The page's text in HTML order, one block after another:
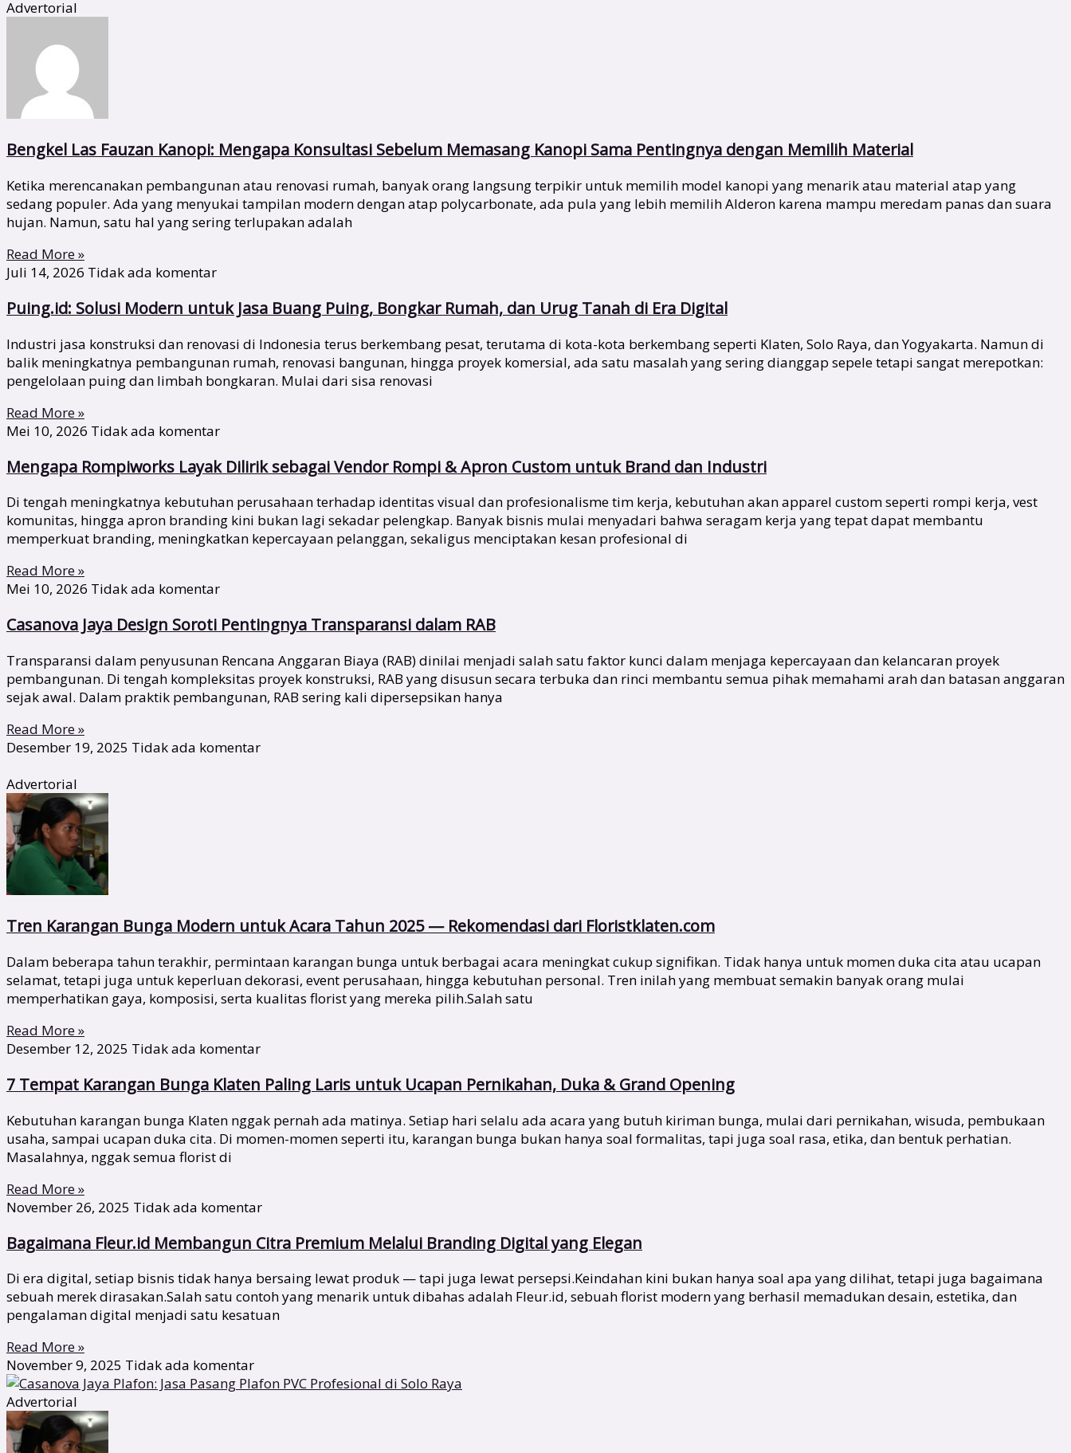
Advertorial
Bengkel Las Fauzan Kanopi: Mengapa Konsultasi Sebelum Memasang Kanopi Sama Pentingnya dengan Memilih Material
Ketika merencanakan pembangunan atau renovasi rumah, banyak orang langsung terpikir untuk memilih model kanopi yang menarik atau material atap yang
sedang populer. Ada yang menyukai tampilan modern dengan atap polycarbonate, ada pula yang lebih memilih Alderon karena mampu meredam panas dan suara
hujan. Namun, satu hal yang sering terlupakan adalah
Read More »
Juli 14, 2026 Tidak ada komentar
Puing.id: Solusi Modern untuk Jasa Buang Puing, Bongkar Rumah, dan Urug Tanah di Era Digital
Industri jasa konstruksi dan renovasi di Indonesia terus berkembang pesat, terutama di kota-kota berkembang seperti Klaten, Solo Raya, dan Yogyakarta. Namun di
balik meningkatnya pembangunan rumah, renovasi bangunan, hingga proyek komersial, ada satu masalah yang sering dianggap sepele tetapi sangat merepotkan:
pengelolaan puing dan limbah bongkaran. Mulai dari sisa renovasi
Read More »
Mei 10, 2026 Tidak ada komentar
Mengapa Rompiworks Layak Dilirik sebagai Vendor Rompi & Apron Custom untuk Brand dan Industri
Di tengah meningkatnya kebutuhan perusahaan terhadap identitas visual dan profesionalisme tim kerja, kebutuhan akan apparel custom seperti rompi kerja, vest
komunitas, hingga apron branding kini bukan lagi sekadar pelengkap. Banyak bisnis mulai menyadari bahwa seragam kerja yang tepat dapat membantu
memperkuat branding, meningkatkan kepercayaan pelanggan, sekaligus menciptakan kesan profesional di
Read More »
Mei 10, 2026 Tidak ada komentar
Casanova Jaya Design Soroti Pentingnya Transparansi dalam RAB
Transparansi dalam penyusunan Rencana Anggaran Biaya (RAB) dinilai menjadi salah satu faktor kunci dalam menjaga kepercayaan dan kelancaran proyek
pembangunan. Di tengah kompleksitas proyek konstruksi, RAB yang disusun secara terbuka dan rinci membantu semua pihak memahami arah dan batasan anggaran
sejak awal. Dalam praktik pembangunan, RAB sering kali dipersepsikan hanya
Read More »
Desember 19, 2025 Tidak ada komentar
Advertorial
Tren Karangan Bunga Modern untuk Acara Tahun 2025 — Rekomendasi dari Floristklaten.com
Dalam beberapa tahun terakhir, permintaan karangan bunga untuk berbagai acara meningkat cukup signifikan. Tidak hanya untuk momen duka cita atau ucapan
selamat, tetapi juga untuk keperluan dekorasi, event perusahaan, hingga kebutuhan personal. Tren inilah yang membuat semakin banyak orang mulai
memperhatikan gaya, komposisi, serta kualitas florist yang mereka pilih.Salah satu
Read More »
Desember 12, 2025 Tidak ada komentar
7 Tempat Karangan Bunga Klaten Paling Laris untuk Ucapan Pernikahan, Duka & Grand Opening
Kebutuhan karangan bunga Klaten nggak pernah ada matinya. Setiap hari selalu ada acara yang butuh kiriman bunga, mulai dari pernikahan, wisuda, pembukaan
usaha, sampai ucapan duka cita. Di momen-momen seperti itu, karangan bunga bukan hanya soal formalitas, tapi juga soal rasa, etika, dan bentuk perhatian.
Masalahnya, nggak semua florist di
Read More »
November 26, 2025 Tidak ada komentar
Bagaimana Fleur.id Membangun Citra Premium Melalui Branding Digital yang Elegan
Di era digital, setiap bisnis tidak hanya bersaing lewat produk — tapi juga lewat persepsi.Keindahan kini bukan hanya soal apa yang dilihat, tetapi juga bagaimana
sebuah merek dirasakan.Salah satu contoh yang menarik untuk dibahas adalah Fleur.id, sebuah florist modern yang berhasil memadukan desain, estetika, dan
pengalaman digital menjadi satu kesatuan
Read More »
November 9, 2025 Tidak ada komentar
Advertorial